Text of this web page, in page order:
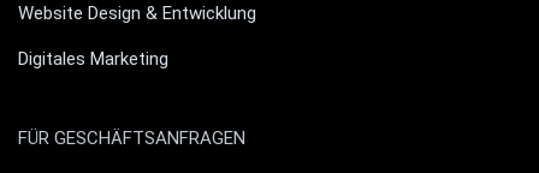
Website Design & Entwicklung
Digitales Marketing
FÜR GESCHÄFTSANFRAGEN